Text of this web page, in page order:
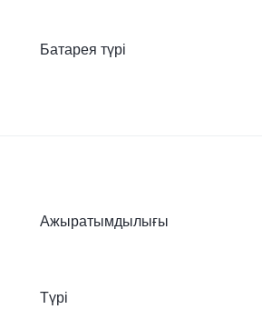
Батарея түрі
Ажыратымдылығы
Түрі